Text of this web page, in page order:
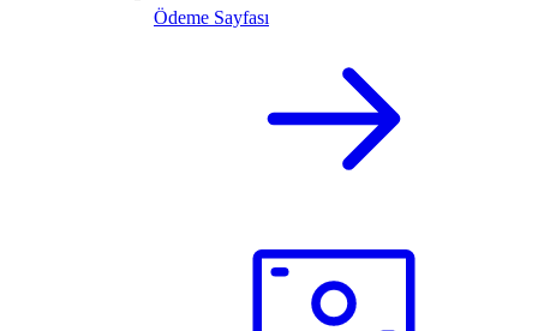
Ödeme Sayfası